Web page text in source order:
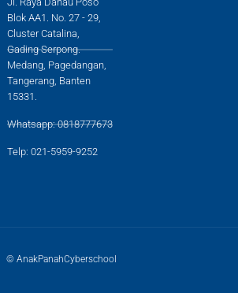
Blok AA1. No. 27 - 29,
Cluster Catalina,
Gading Serpong.
Medang, Pagedangan,
Tangerang, Banten
15331.
Whatsapp: 0818777673
Telp: 021-5959-9252
© AnakPanahCyberschool